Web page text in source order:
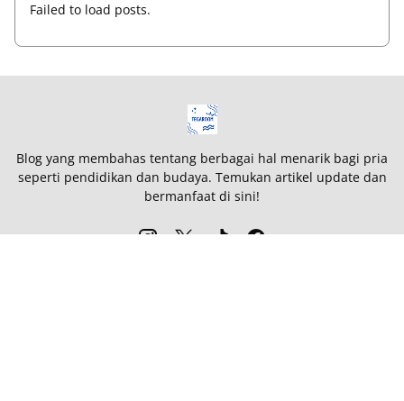
Failed to load posts.
Blog yang membahas tentang berbagai hal menarik bagi pria
seperti pendidikan dan budaya. Temukan artikel update dan
bermanfaat di sini!